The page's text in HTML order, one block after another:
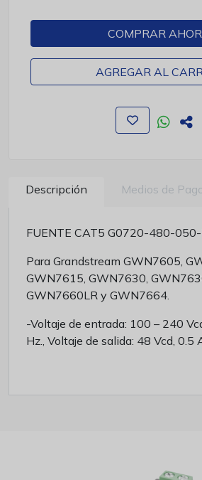
COMPRAR
AGREGAR AL
Descripción Medios de
FUENTE CAT5 G0720-480-
Para Grandstream GWN7605,
GWN7615, GWN7630,
GWN7660LR y GWN7664.
-Voltaje de entrada: 100 – 240
Hz., Voltaje de salida: 48 Vcd, 0.5